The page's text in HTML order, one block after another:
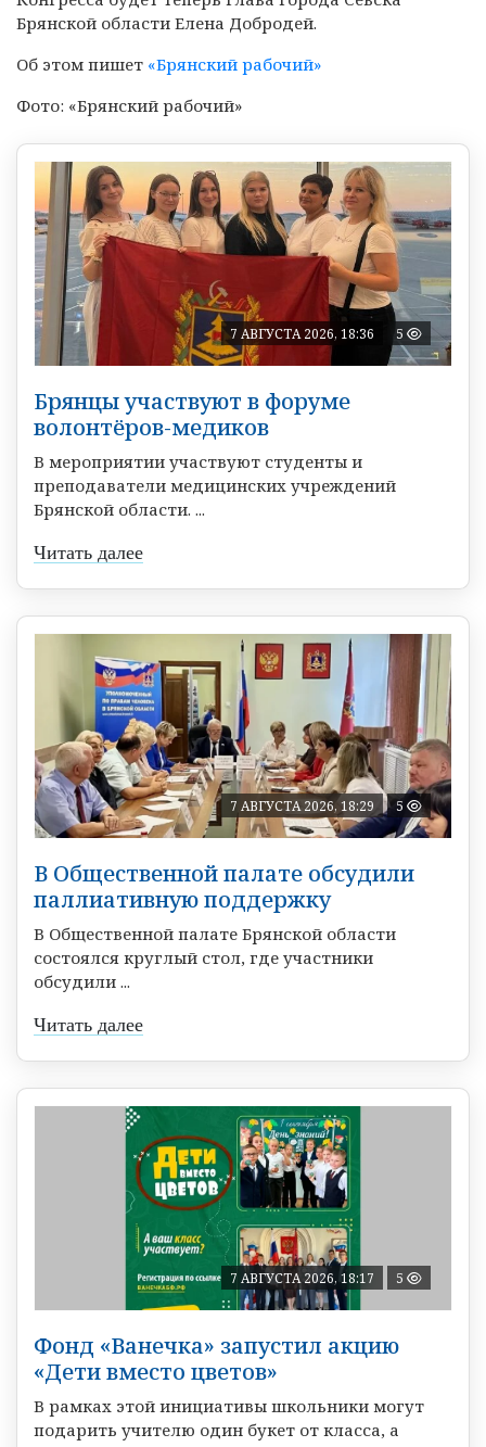
Брянской области Елена Добродей.
Об этом пишет «Брянский рабочий»
Фото: «Брянский рабочий»
7 АВГУСТА 2026, 18:36 5
Брянцы участвуют в форуме
волонтёров-медиков
В мероприятии участвуют студенты и
преподаватели медицинских учреждений
Брянской области. ...
Читать далее
7 АВГУСТА 2026, 18:29 5
В Общественной палате обсудили
паллиативную поддержку
В Общественной палате Брянской области
состоялся круглый стол, где участники
обсудили ...
Читать далее
7 АВГУСТА 2026, 18:17 5
Фонд «Ванечка» запустил акцию
«Дети вместо цветов»
В рамках этой инициативы школьники могут
подарить учителю один букет от класса, а